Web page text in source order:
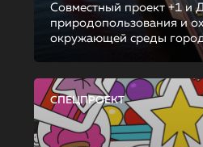
Совместный проект +1 и
природопользования и
окружающей среды
СПЕЦПРОЕКТ